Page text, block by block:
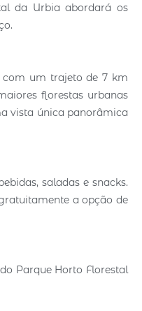
da Urbia abordará os
com um trajeto de 7 km
florestas urbanas
vista única panorâmica
saladas e snacks.
a opção de
Parque Horto Florestal